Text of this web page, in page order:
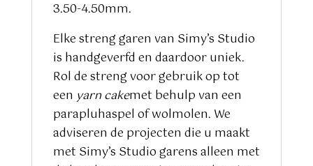
3.50-4.50mm.
Elke streng garen van Simy’s Studio
is handgeverfd en daardoor uniek.
Rol de streng voor gebruik op tot
een yarn cakemet behulp van een
parapluhaspel of wolmolen. We
adviseren de projecten die u maakt
met Simy’s Studio garens alleen met